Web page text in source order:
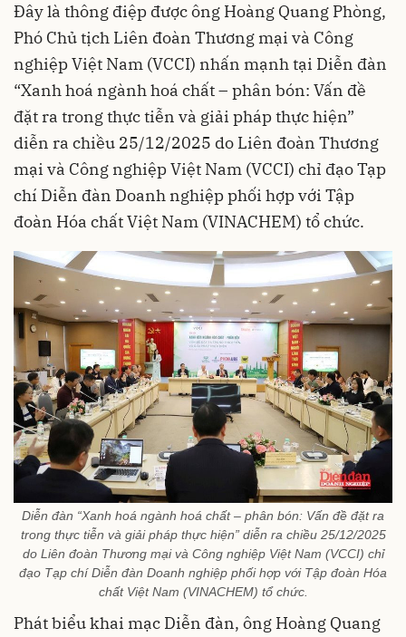
Đây là thông điệp được ông Hoàng Quang Phòng,
Phó Chủ tịch Liên đoàn Thương mại và Công
nghiệp Việt Nam (VCCI) nhấn mạnh tại Diễn đàn
“Xanh hoá ngành hoá chất – phân bón: Vấn đề
đặt ra trong thực tiễn và giải pháp thực hiện”
diễn ra chiều 25/12/2025 do Liên đoàn Thương
mại và Công nghiệp Việt Nam (VCCI) chỉ đạo Tạp
chí Diễn đàn Doanh nghiệp phối hợp với Tập
đoàn Hóa chất Việt Nam (VINACHEM) tổ chức.
Diễn đàn “Xanh hoá ngành hoá chất – phân bón: Vấn đề đặt ra
trong thực tiễn và giải pháp thực hiện” diễn ra chiều 25/12/2025
do Liên đoàn Thương mại và Công nghiệp Việt Nam (VCCI) chỉ
đạo Tạp chí Diễn đàn Doanh nghiệp phối hợp với Tập đoàn Hóa
chất Việt Nam (VINACHEM) tổ chức.
Phát biểu khai mạc Diễn đàn, ông Hoàng Quang